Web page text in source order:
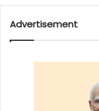
Advertisement